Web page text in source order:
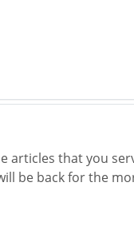
articles that you
be back for the